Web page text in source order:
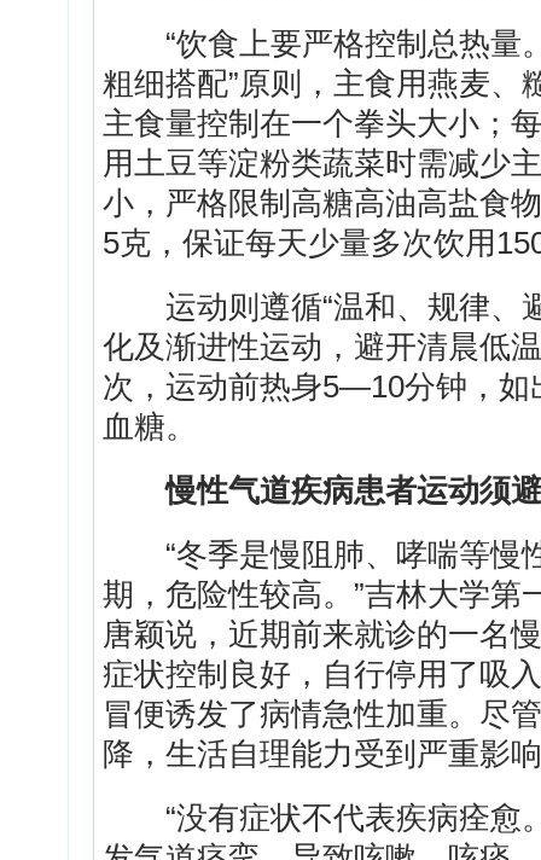
“饮食上要严格控制总热量
粗细搭配”原则，主食用燕麦
主食量控制在一个拳头大小；
用土豆等淀粉类蔬菜时需减少
小，严格限制高糖高油高盐食
5克，保证每天少量多次饮用
运动则遵循“温和、规律、
化及渐进性运动，避开清晨低
次，运动前热身5—10分钟，如
血糖。
慢性气道疾病患者运动须
“冬季是慢阻肺、哮喘等慢
期，危险性较高。”吉林大学
唐颖说，近期前来就诊的一名
症状控制良好，自行停用了吸
冒便诱发了病情急性加重。尽
降，生活自理能力受到严重影
“没有症状不代表疾病痊愈